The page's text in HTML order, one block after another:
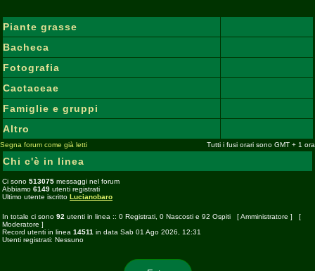
Piante grasse
Bacheca
Fotografia
Cactaceae
Famiglie e gruppi
Altro
Segna forum come già letti Tutti i fusi orari sono GMT + 1 ora
Chi c'è in linea
Ci sono 513075 messaggi nel forum
Abbiamo 6149 utenti registrati
Ultimo utente iscritto Lucianobaro
In totale ci sono 92 utenti in linea :: 0 Registrati, 0 Nascosti e 92 Ospiti [Amministratore ] [
Moderatore ]
Record utenti in linea 14511 in data Sab 01 Ago 2026, 12:31
Utenti registrati: Nessuno